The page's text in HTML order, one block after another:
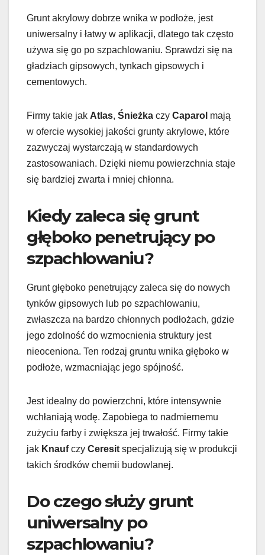
Grunt akrylowy dobrze wnika w podłoże, jest
uniwersalny i łatwy w aplikacji, dlatego tak często
używa się go po szpachlowaniu. Sprawdzi się na
gładziach gipsowych, tynkach gipsowych i
cementowych.
Firmy takie jak Atlas, Śnieżka czy Caparol mają
w ofercie wysokiej jakości grunty akrylowe, które
zazwyczaj wystarczają w standardowych
zastosowaniach. Dzięki niemu powierzchnia staje
się bardziej zwarta i mniej chłonna.
Kiedy zaleca się grunt
głęboko penetrujący po
szpachlowaniu?
Grunt głęboko penetrujący zaleca się do nowych
tynków gipsowych lub po szpachlowaniu,
zwłaszcza na bardzo chłonnych podłożach, gdzie
jego zdolność do wzmocnienia struktury jest
nieoceniona. Ten rodzaj gruntu wnika głęboko w
podłoże, wzmacniając jego spójność.
Jest idealny do powierzchni, które intensywnie
wchłaniają wodę. Zapobiega to nadmiernemu
zużyciu farby i zwiększa jej trwałość. Firmy takie
jak Knaufczy Ceresit specjalizują się w produkcji
takich środków chemii budowlanej.
Do czego służy grunt
uniwersalny po
szpachlowaniu?